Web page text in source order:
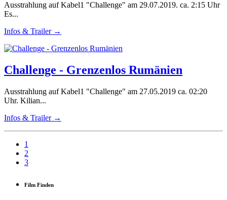
Ausstrahlung auf Kabel1 "Challenge" am 29.07.2019. ca. 2:15 Uhr
Es...
Infos & Trailer →
Challenge - Grenzenlos Rumänien
Ausstrahlung auf Kabel1 "Challenge" am 27.05.2019 ca. 02:20
Uhr. Kilian...
Infos & Trailer →
1
2
3
Film Finden